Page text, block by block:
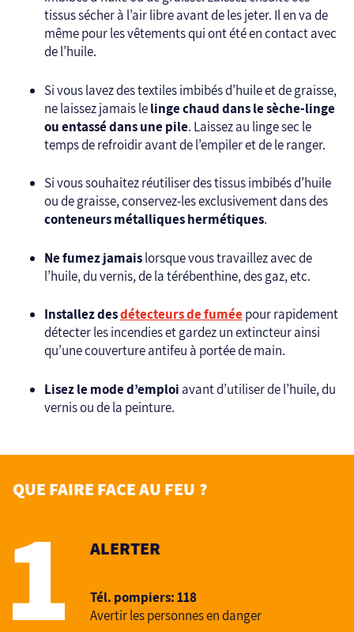
tissus sécher à l’air libre avant de les jeter. Il en va de
même pour les vêtements qui ont été en contact avec
de l’huile.
Si vous lavez des textiles imbibés d’huile et de graisse,
ne laissez jamais lelinge chaud dans le sèche-linge
ou entassé dans une pile. Laissez au linge sec le
temps de refroidir avant de l’empiler et de le ranger.
Si vous souhaitez réutiliser des tissus imbibés d’huile
ou de graisse, conservez-les exclusivement dans des
conteneurs métalliques hermétiques.
Ne fumez jamaislorsque vous travaillez avec de
l’huile, du vernis, de la térébenthine, des gaz, etc.
Installez desdétecteurs de fumée pour rapidement
détecter les incendies et gardez un extincteur ainsi
qu’une couverture antifeu à portée de main.
Lisez le mode d’emploi avant d’utiliser de l’huile, du
vernis ou de la peinture.
QUE FAIRE FACE AU FEU ?
ALERTER
Tél. pompiers: 118
Avertir les personnes en danger